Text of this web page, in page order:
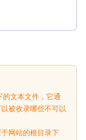
的文本文件，它通
被收录哪些不可以
于网站的根目录下